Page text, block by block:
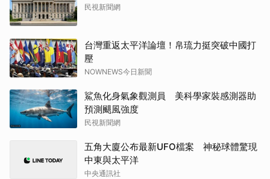
民視新聞網
台灣重返太平洋論壇！帛琉力挺突破中國打
壓
NOWNEWS今日新聞
鯊魚化身氣象觀測員 美科學家裝感測器助
預測颶風強度
民視新聞網
五角大廈公布最新UFO檔案 神秘球體驚現
中東與太平洋
中央通訊社